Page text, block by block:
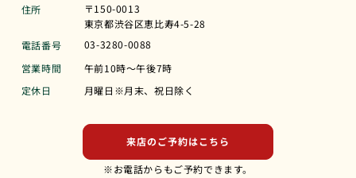
住所
〒150-0013
東京都渋谷区恵比寿4-5-28
電話番号
03-3280-0088
営業時間
午前10時〜午後7時
定休日
月曜日※月末、祝日除く
来店のご予約はこちら
※お電話からもご予約できます。